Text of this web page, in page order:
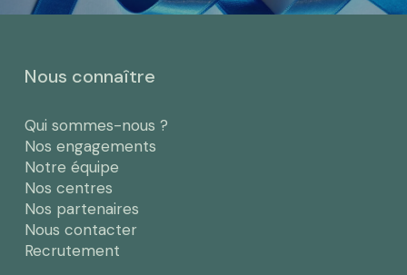
Nous connaître
Qui sommes-nous ?
Nos engagements
Notre équipe
Nos centres
Nos partenaires
Nous contacter
Recrutement